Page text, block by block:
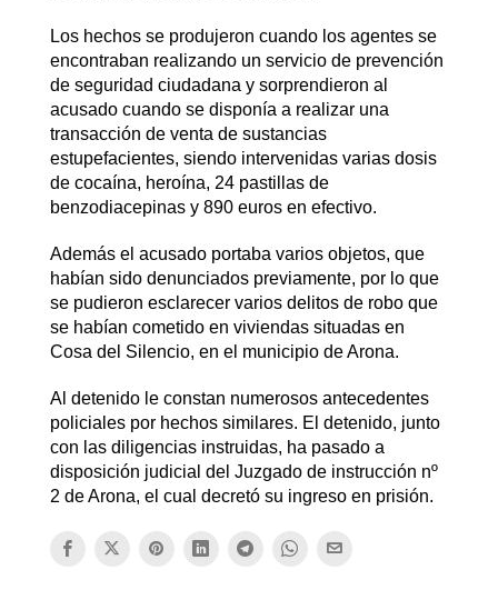
Los hechos se produjeron cuando los agentes se
encontraban realizando un servicio de prevención
de seguridad ciudadana y sorprendieron al
acusado cuando se disponía a realizar una
transacción de venta de sustancias
estupefacientes, siendo intervenidas varias dosis
de cocaína, heroína, 24 pastillas de
benzodiacepinas y 890 euros en efectivo.
Además el acusado portaba varios objetos, que
habían sido denunciados previamente, por lo que
se pudieron esclarecer varios delitos de robo que
se habían cometido en viviendas situadas en
Cosa del Silencio, en el municipio de Arona.
Al detenido le constan numerosos antecedentes
policiales por hechos similares. El detenido, junto
con las diligencias instruidas, ha pasado a
disposición judicial del Juzgado de instrucción nº
2 de Arona, el cual decretó su ingreso en prisión.